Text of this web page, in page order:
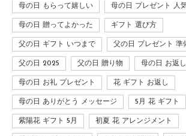
母の日 もらって嬉しい 母の日 プレゼント 人
母の日 贈ってよかった ギフト 選び方
父の日 ギフト いつまで 父の日 プレゼント 準
父の日 2025 父の日 贈り物 母の日 お返し
母の日 お礼 プレゼント 花 ギフト お返し
母の日 ありがとう メッセージ 5月 花 ギフト
紫陽花 ギフト 5月 初夏 花 アレンジメント